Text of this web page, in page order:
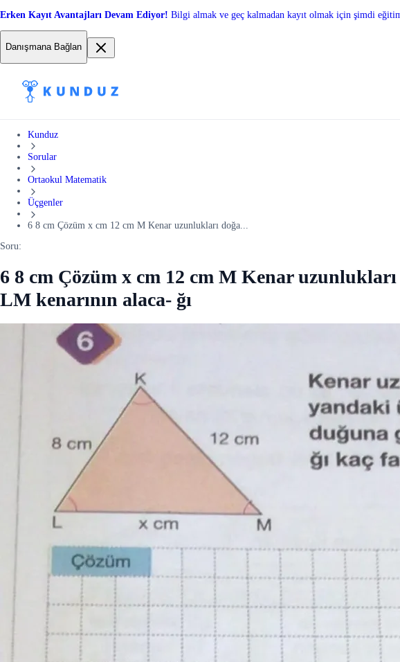
Erken Kayıt Avantajları Devam Ediyor! Bilgi almak ve geç kalmadan kayıt olmak için şimdi
Danışmana Bağlan
Kunduz
Sorular
Ortaokul Matematik
Üçgenler
6 8 cm Çözüm x cm 12 cm M Kenar uzunlukları doğa...
Soru:
6 8 cm Çözüm x cm 12 cm M Kenar
LM kenarının alaca- ğı